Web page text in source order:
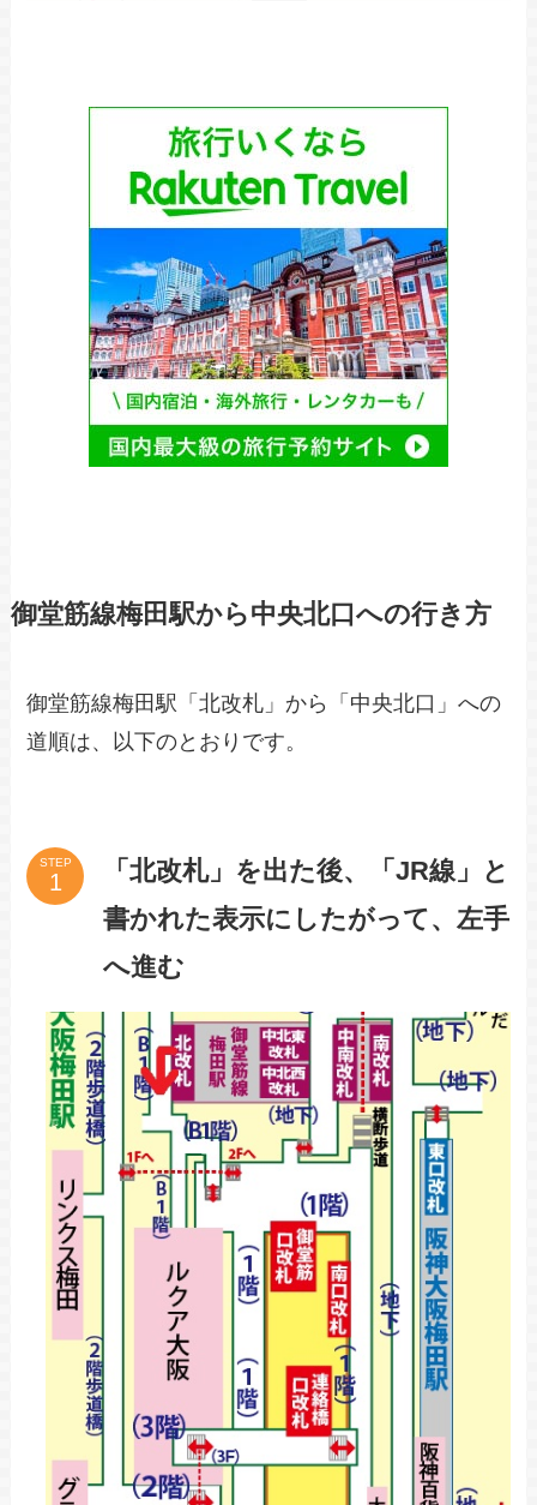
御堂筋線梅田駅から中央北口への行き方
御堂筋線梅田駅「北改札」から「中央北口」への
道順は、以下のとおりです。
STEP
「北改札」を出た後、「JR線」と
書かれた表示にしたがって、左手
へ進む